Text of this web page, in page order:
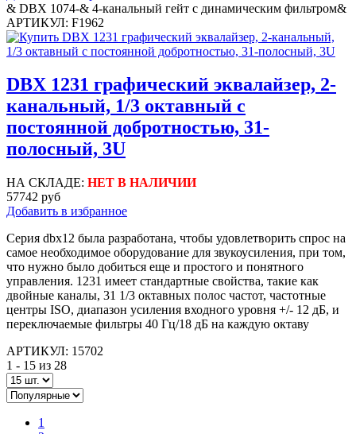
& DBX 1074-& 4-канальный гейт с динамическим фильтром&
АРТИКУЛ: F1962
DBX 1231 графический эквалайзер, 2-
канальный, 1/3 октавный с
постоянной добротностью, 31-
полосный, 3U
НА СКЛАДЕ: НЕТ В НАЛИЧИИ
57742 руб
Добавить в избранное
Серия dbx12 была разработана, чтобы удовлетворить спрос на
самое необходимое оборудование для звукоусиления, при том,
что нужно было добиться еще и простого и понятного
управления. 1231 имеет стандартные свойства, такие как
двойные каналы, 31 1/3 октавных полос частот, частотные
центры ISO, диапазон усиления входного уровня +/- 12 дБ, и
переключаемые фильтры 40 Гц/18 дБ на каждую октаву
АРТИКУЛ: 15702
1 - 15 из 28
1